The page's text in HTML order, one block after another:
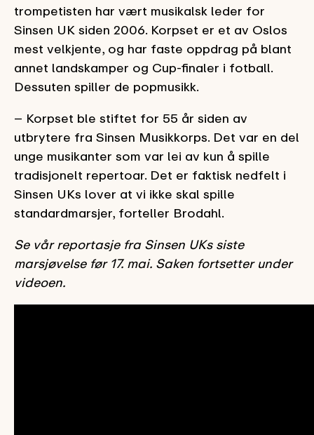
trompetisten har vært musikalsk leder for
Sinsen UK siden 2006. Korpset er et av Oslos
mest velkjente, og har faste oppdrag på blant
annet landskamper og Cup-finaler i fotball.
Dessuten spiller de popmusikk.
– Korpset ble stiftet for 55 år siden av
utbrytere fra Sinsen Musikkorps. Det var en del
unge musikanter som var lei av kun å spille
tradisjonelt repertoar. Det er faktisk nedfelt i
Sinsen UKs lover at vi ikke skal spille
standardmarsjer, forteller Brodahl.
Se vår reportasje fra Sinsen UKs siste
marsjøvelse før 17. mai. Saken fortsetter under
videoen.